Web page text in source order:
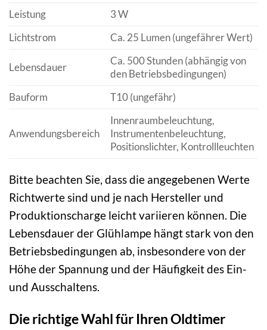
Leistung
3 W
Lichtstrom
Ca. 25 Lumen (ungefährer Wert)
Lebensdauer
Ca. 500 Stunden (abhängig von
den Betriebsbedingungen)
Bauform
T10 (ungefähr)
Anwendungsbereich
Innenraumbeleuchtung,
Instrumentenbeleuchtung,
Positionslichter, Kontrollleuchten
Bitte beachten Sie, dass die angegebenen Werte
Richtwerte sind und je nach Hersteller und
Produktionscharge leicht variieren können. Die
Lebensdauer der Glühlampe hängt stark von den
Betriebsbedingungen ab, insbesondere von der
Höhe der Spannung und der Häufigkeit des Ein-
und Ausschaltens.
Die richtige Wahl für Ihren Oldtimer